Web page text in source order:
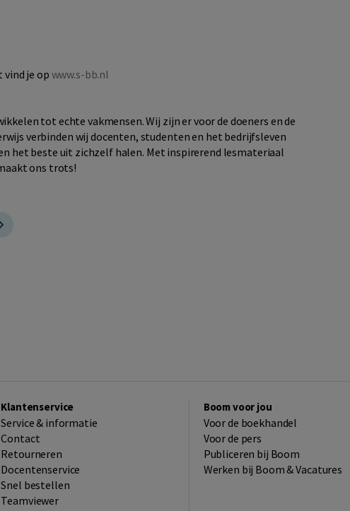
vind je op www.s-bb.nl
tot echte vakmensen. Wij zijn er voor de doeners en de
verbinden wij docenten, studenten en het bedrijfsleven
het beste uit zichzelf halen. Met inspirerend lesmateriaal
ons trots!
Klantenservice
Service & informatie
Contact
Retourneren
Docentenservice
Snel bestellen
Teamviewer
Boom voor jou
Voor de boekhandel
Voor de pers
Publiceren bij Boom
Werken bij Boom & Vacatures